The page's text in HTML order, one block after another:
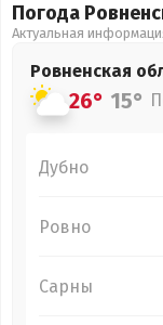
Погода
Актуальная
Ровненская
26° 15°
Дубно
Ровно
Сарны